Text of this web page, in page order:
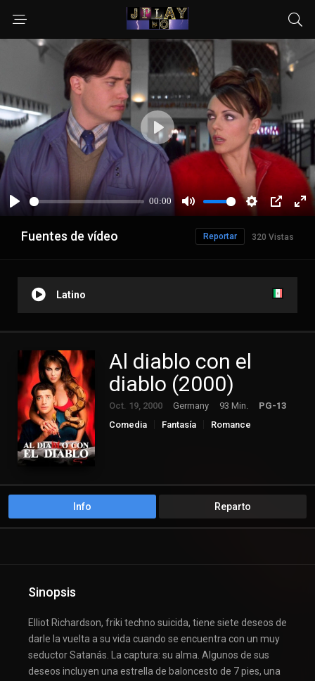
Fuentes de vídeo 320 Vistas
Reportar
Latino
Al diablo con el
diablo (2000)
Oct. 19, 2000 Germany 93 Min.
PG-13
Comedia
Fantasía Romance
Info Reparto
Sinopsis
Elliot Richardson, friki techno suicida, tiene siete deseos de
darle la vuelta a su vida cuando se encuentra con un muy
seductor Satanás. La captura: su alma. Algunos de sus
deseos incluyen una estrella de baloncesto de 7 pies, una